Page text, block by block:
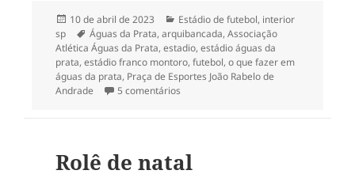
Publicado
em
10 de abril de 2023 Categorias
Estádio de futebol, interior
sp
Tags
Águas da Prata, arquibancada, Associação
Atlética Águas da Prata, estadio, estádio águas da
prata, estádio franco montoro, futebol, o que fazer em
águas da prata, Praça de Esportes João Rabelo de
Andrade
5 comentáriosem As Mil Camisas no Estádio
Rolê de natal